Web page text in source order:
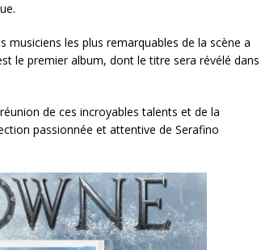
musiciens les plus remarquables de la scène a
le premier album, dont le titre sera révélé dans
de ces incroyables talents et de la
passionnée et attentive de Serafino